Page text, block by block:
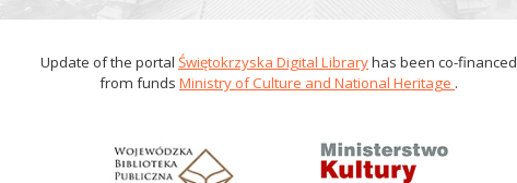
Update of the portal Świętokrzyska Digital Libraryhas been co-financed
from funds Ministry of Culture and National Heritage .